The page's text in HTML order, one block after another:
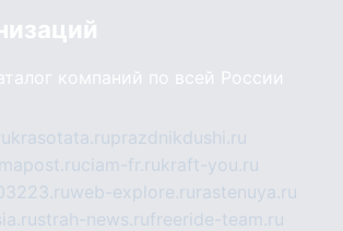
компаний по всей России
krasotata.ruprazdnikdushi.ru
ciam-fr.rukraft-you.ru
web-explore.ru rastenuya.ru
strah-news.rufreeride-team.ru